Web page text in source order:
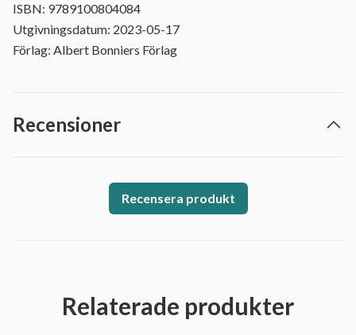
ISBN: 9789100804084
Utgivningsdatum: 2023-05-17
Förlag: Albert Bonniers Förlag
Recensioner
Recensera produkt
Relaterade produkter